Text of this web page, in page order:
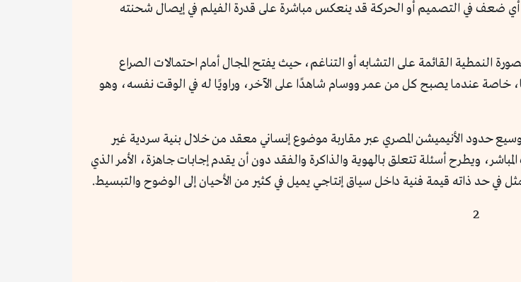
أي ضعف في التصميم أو الحركة قد ينعكس مباشرة على قدرة الفيلم في إيصال شحنته
النمطية القائمة على التشابه أو التناغم، حيث يفتح المجال أمام احتمالات الصراع
خاصة عندما يصبح كل من عمر ووسام شاهدًا على الآخر، وراويًا له في الوقت نفسه، وهو
حدود الأنيميشن المصري عبر مقاربة موضوع إنساني معقد من خلال بنية سردية غير
ويطرح أسئلة تتعلق بالهوية والذاكرة والفقد دون أن يقدم إجابات جاهزة، الأمر الذي
في حد ذاته قيمة فنية داخل سياق إنتاجي يميل في كثير من الأحيان إلى الوضوح والتبسيط.
2